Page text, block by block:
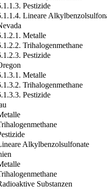
Pestizide
Lineare
Metalle
Trihalogenmethane
Pestizide
Metalle
Trihalogenmethane
Pestizide
Alkylbenzolsulfonate
Substanzen